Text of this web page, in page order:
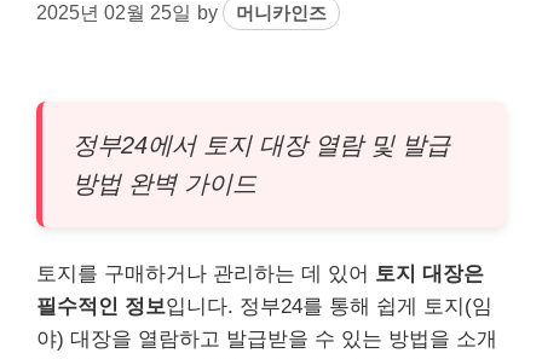
2025년 02월 25일 by 머니카인즈
정부24에서 토지 대장 열람 및 발급
방법 완벽 가이드
토지를 구매하거나 관리하는 데 있어 토지 대장은
필수적인 정보입니다. 정부24를 통해 쉽게 토지(임
야) 대장을 열람하고 발급받을 수 있는 방법을 소개